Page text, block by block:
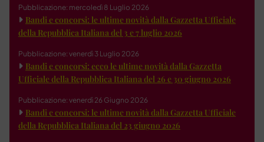
Pubblicazione: mercoledì 8 Luglio 2026
Bandi e concorsi: le ultime novità dalla Gazzetta Ufficiale
della Repubblica Italiana del 3 e 7 luglio 2026
Pubblicazione: venerdì 3 Luglio 2026
Bandi e concorsi: ecco le ultime novità dalla Gazzetta
Ufficiale della Repubblica Italiana del 26 e 30 giugno 2026
Pubblicazione: venerdì 26 Giugno 2026
Bandi e concorsi: le ultime novità dalla Gazzetta Ufficiale
della Repubblica Italiana del 23 giugno 2026